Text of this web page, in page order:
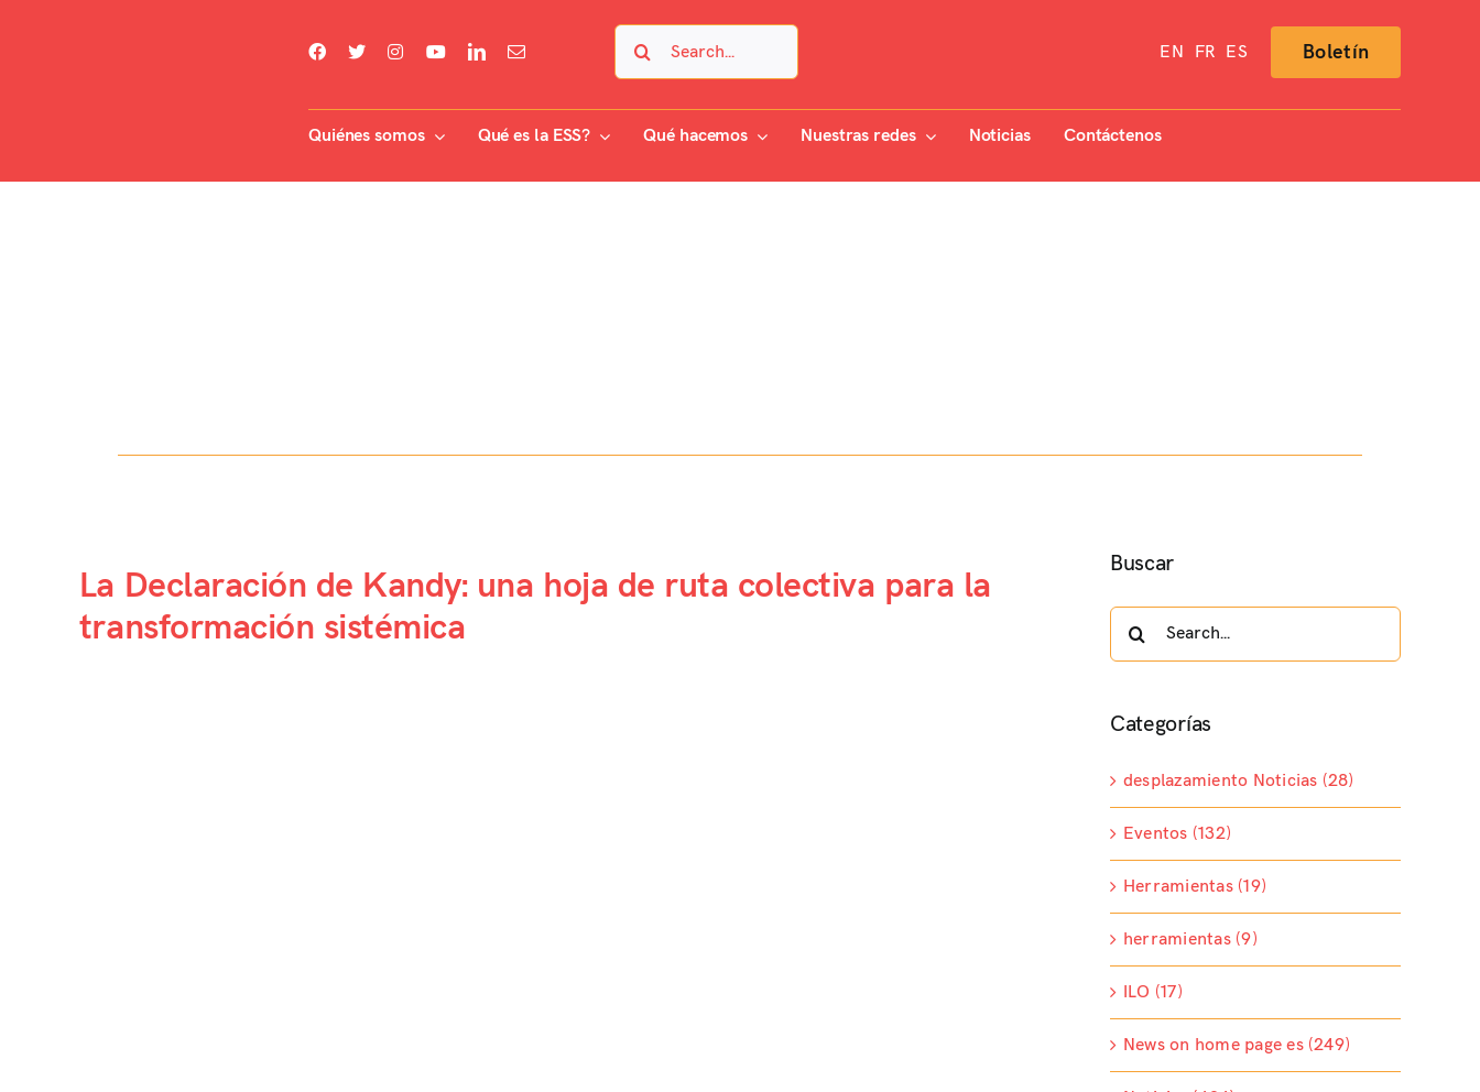
EN FR ES Boletín
Quiénes somos Qué es la ESS? Qué hacemos Nuestras redes Noticias Contáctenos
La Declaración de Kandy: una hoja de ruta colectiva para la
transformación sistémica
Buscar
Categorías
desplazamiento Noticias (28)
Eventos (132)
Herramientas (19)
herramientas (9)
ILO (17)
News on home page es (249)